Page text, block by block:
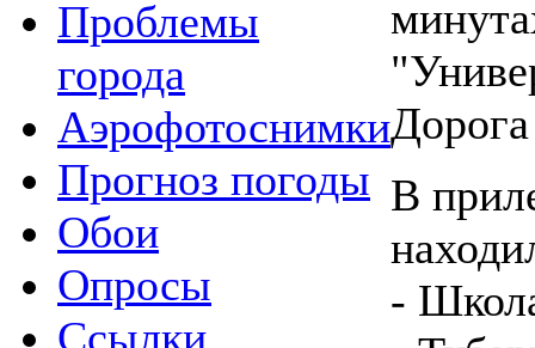
Проблемы
города
Аэрофотоснимки
Прогноз погоды
Обои
Опросы
Ссылки
В
-